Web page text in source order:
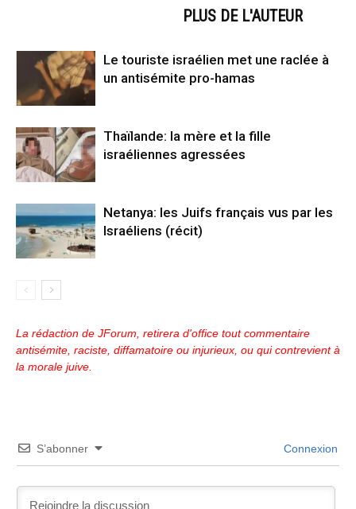
PLUS DE L'AUTEUR
Le touriste israélien met une raclée à
un antisémite pro-hamas
Thaïlande: la mère et la fille
israéliennes agressées
Netanya: les Juifs français vus par les
Israéliens (récit)
La rédaction de JForum, retirera d'office tout commentaire
antisémite, raciste, diffamatoire ou injurieux, ou qui contrevient à
la morale juive.
S’abonner Connexion